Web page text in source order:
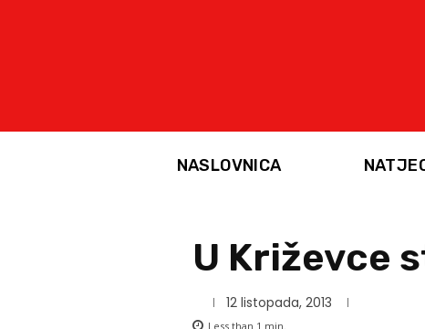
NASLOVNICA
U Križevce
12 listopada, 2013
Less than 1 min.